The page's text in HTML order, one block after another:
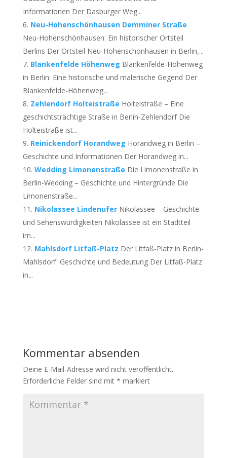
Informationen Der Dasburger Weg...
Neu-Hohenschönhausen Demminer Straße
Neu-Hohenschönhausen: Ein historischer Ortsteil
Berlins Der Ortsteil Neu-Hohenschönhausen in Berlin,...
Blankenfelde Höhenweg Blankenfelde-Höhenweg
in Berlin: Eine historische und malerische Gegend Der
Blankenfelde-Höhenweg...
Zehlendorf Holteistraße Holteistraße – Eine
geschichtsträchtige Straße in Berlin-Zehlendorf Die
Holteistraße ist...
Reinickendorf Horandweg Horandweg in Berlin –
Geschichte und Informationen Der Horandweg in...
Wedding Limonenstraße Die Limonenstraße in
Berlin-Wedding – Geschichte und Hintergründe Die
Limonenstraße...
Nikolassee Lindenufer Nikolassee – Geschichte
und Sehenswürdigkeiten Nikolassee ist ein Stadtteil
im...
Mahlsdorf Litfaß-Platz Der Litfaß-Platz in Berlin-
Mahlsdorf: Geschichte und Bedeutung Der Litfaß-Platz
in...
Kommentar absenden
Deine E-Mail-Adresse wird nicht veröffentlicht.
Erforderliche Felder sind mit * markiert